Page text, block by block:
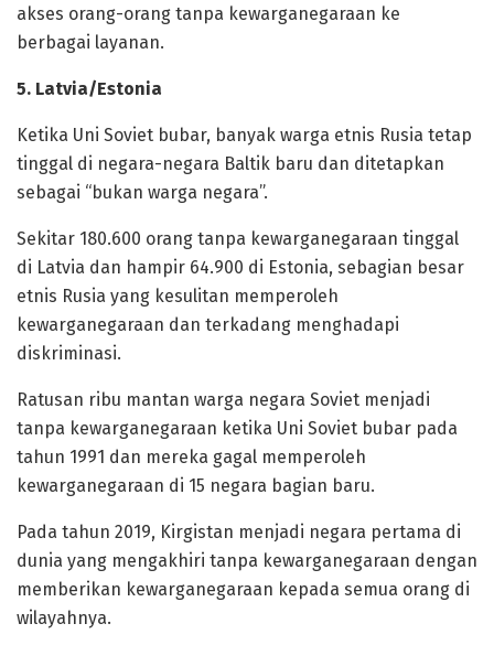
akses orang-orang tanpa kewarganegaraan ke
berbagai layanan.
‎5. Latvia/Estonia
‎Ketika Uni Soviet bubar, banyak warga etnis Rusia tetap
tinggal di negara-negara Baltik baru dan ditetapkan
sebagai “bukan warga negara”.
‎Sekitar 180.600 orang tanpa kewarganegaraan tinggal
di Latvia dan hampir 64.900 di Estonia, sebagian besar
etnis Rusia yang kesulitan memperoleh
kewarganegaraan dan terkadang menghadapi
diskriminasi.
Ratusan ribu mantan warga negara Soviet menjadi
tanpa kewarganegaraan ketika Uni Soviet bubar pada
tahun 1991 dan mereka gagal memperoleh
kewarganegaraan di 15 negara bagian baru.
‎Pada tahun 2019, Kirgistan menjadi negara pertama di
dunia yang mengakhiri tanpa kewarganegaraan dengan
memberikan kewarganegaraan kepada semua orang di
wilayahnya.